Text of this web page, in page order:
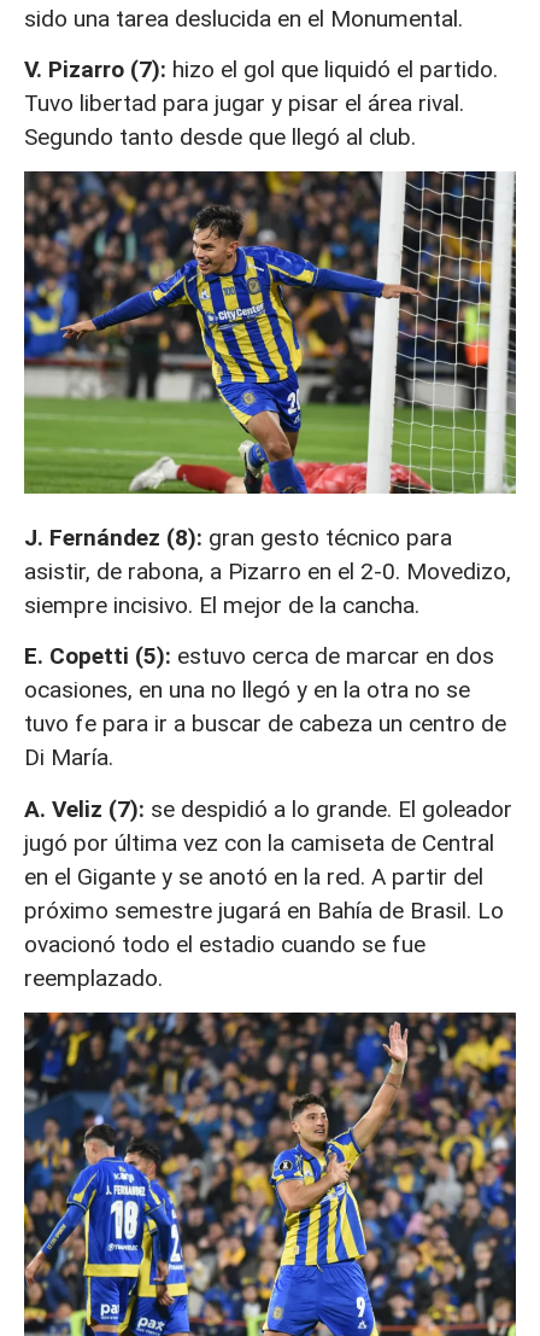
sido una tarea deslucida en el Monumental.
V. Pizarro (7): hizo el gol que liquidó el partido.
Tuvo libertad para jugar y pisar el área rival.
Segundo tanto desde que llegó al club.
J. Fernández (8): gran gesto técnico para
asistir, de rabona, a Pizarro en el 2-0. Movedizo,
siempre incisivo. El mejor de la cancha.
E. Copetti (5): estuvo cerca de marcar en dos
ocasiones, en una no llegó y en la otra no se
tuvo fe para ir a buscar de cabeza un centro de
Di María.
A. Veliz (7): se despidió a lo grande. El goleador
jugó por última vez con la camiseta de Central
en el Gigante y se anotó en la red. A partir del
próximo semestre jugará en Bahía de Brasil. Lo
ovacionó todo el estadio cuando se fue
reemplazado.